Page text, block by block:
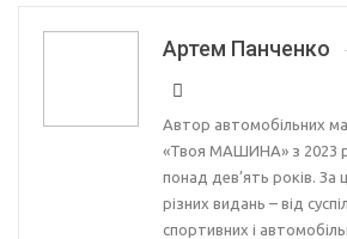
Артем Панченко
Автор автомобільних
«Твоя МАШИНА» з 2023
понад дев’ять років. За
різних видань – від
спортивних і